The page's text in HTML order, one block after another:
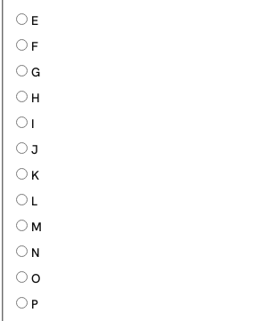
E
F
G
H
I
J
K
L
M
N
O
P